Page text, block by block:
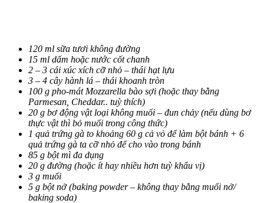
120 ml sữa tươi không đường
15 ml dấm hoặc nước cốt chanh
2 – 3 cái xúc xích cỡ nhỏ – thái hạt lựu
3 – 4 cây hành lá – thái khoanh tròn
100 g pho-mát Mozzarella bào sợi (hoặc thay bằng
Parmesan, Cheddar.. tuỳ thích)
20 g bơ động vật loại không muối – đun chảy (nếu dùng bơ
thực vật thì bỏ muối trong công thức)
1 quả trứng gà to khoảng 60 g cả vỏ để làm bột bánh + 6
quả trứng gà ta cỡ nhỏ để cho vào trong bánh
85 g bột mì đa dụng
20 g đường (hoặc ít hay nhiều hơn tuỳ khẩu vị)
3 g muối
5 g bột nở (baking powder – không thay bằng muối nở/
baking soda)